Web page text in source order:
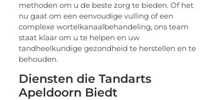
methoden om u de beste zorg te bieden. Of het
nu gaat om een eenvoudige vulling of een
complexe wortelkanaalbehandeling, ons team
staat klaar om u te helpen en uw
tandheelkundige gezondheid te herstellen en te
behouden.
Diensten die Tandarts
Apeldoorn Biedt